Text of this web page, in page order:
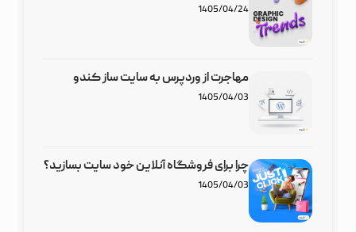
1405/04/24
مهاجرت از وردپرس به سایت ساز کندو
1405/04/03
چرا برای فروشگاه آنلاین خود سایت بسازید؟
1405/04/03